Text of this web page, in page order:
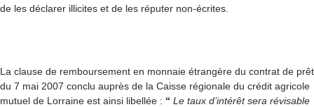
de les déclarer illicites et de les réputer non-écrites.
La clause de remboursement en monnaie étrangère du contrat de prêt
du 7 mai 2007 conclu auprès de la Caisse régionale du crédit agricole
mutuel de Lorraine est ainsi libellée : “ Le taux d’intérêt sera révisable